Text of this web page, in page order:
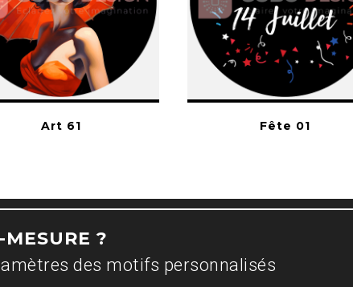
Art 61 Fête 01
?
des motifs personnalisés